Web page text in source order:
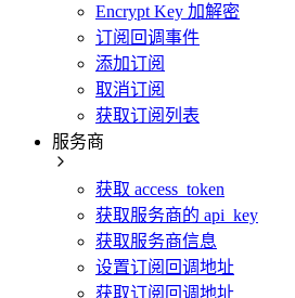
Encrypt Key 加解密
订阅回调事件
添加订阅
取消订阅
获取订阅列表
服务商
获取 access_token
获取服务商的 api_key
获取服务商信息
设置订阅回调地址
获取订阅回调地址